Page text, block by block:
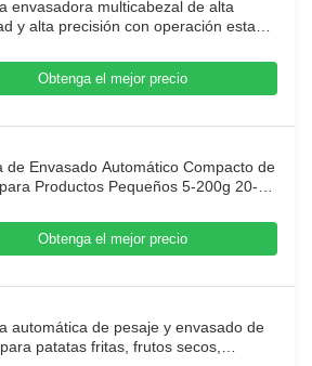
envasadora multicabezal de alta
y alta precisión con operación estable
Obtenga el mejor precio
de Envasado Automático Compacto de
Productos Pequeños 5-200g 20-
Obtenga el mejor precio
automática de pesaje y envasado de
patatas fritas, frutos secos,